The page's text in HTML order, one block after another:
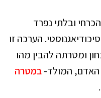
ובלתי נפרד
הערכה זו
ומטרתה להבין מהו
האדם, המולד-במטרה
.